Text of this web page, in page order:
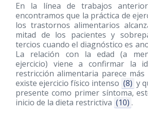
En la línea de trabajos
encontramos que la práctica de
los trastornos alimentarios
mitad de los pacientes y
tercios cuando el diagnóstico es
La relación con la edad (a
ejercicio) viene a confirmar la
restricción alimentaria parece más
existe ejercicio físico intenso (8) y
presente como primer síntoma,
inicio de la dieta restrictiva (10) .